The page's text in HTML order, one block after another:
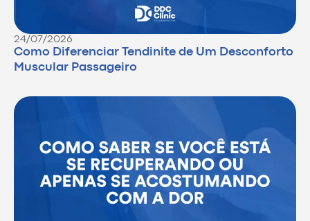
24/07/2026
Como Diferenciar Tendinite de Um Desconforto
Muscular Passageiro